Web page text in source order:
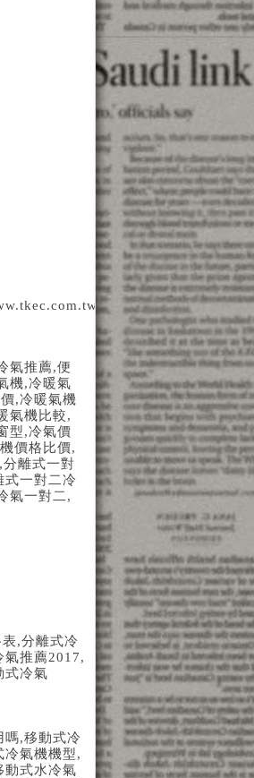
氣推薦,便
機,冷暖氣
,冷暖氣機
氣機比較,
型,冷氣價
價格比價,
,分離式一對
式一對二冷
氣一對二 ,
,分離式冷
氣推薦2017,
式冷氣
嗎,移動式冷
冷氣機機型,
動式水冷氣